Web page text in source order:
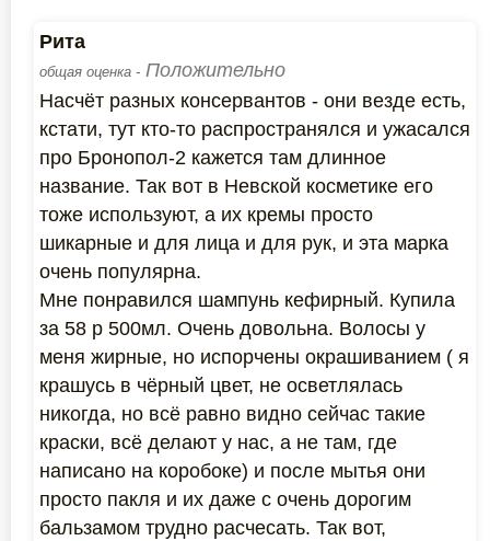
Рита
общая оценка - Положительно
Насчёт разных консервантов - они везде есть,
кстати, тут кто-то распространялся и ужасался
про Бронопол-2 кажется там длинное
название. Так вот в Невской косметике его
тоже используют, а их кремы просто
шикарные и для лица и для рук, и эта марка
очень популярна.
Мне понравился шампунь кефирный. Купила
за 58 р 500мл. Очень довольна. Волосы у
меня жирные, но испорчены окрашиванием ( я
крашусь в чёрный цвет, не осветлялась
никогда, но всё равно видно сейчас такие
краски, всё делают у нас, а не там, где
написано на коробоке) и после мытья они
просто пакля и их даже с очень дорогим
бальзамом трудно расчесать. Так вот,